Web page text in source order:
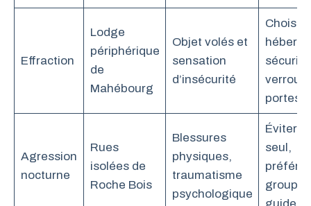
Effraction
Lodge
périphérique
de
Mahébourg
Objet volés et
sensation
d’insécurité
Choisir
portes
Agression
nocturne
Rues
isolées de
Roche Bois
Blessures
physiques,
traumatisme
psychologique
Éviter
seul,
groupe